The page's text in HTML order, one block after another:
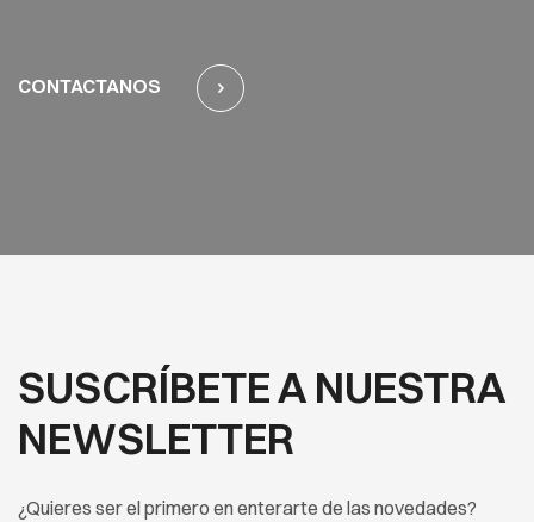
CONTACTANOS
SUSCRÍBETE A NUESTRA
NEWSLETTER
¿Quieres ser el primero en enterarte de las novedades?